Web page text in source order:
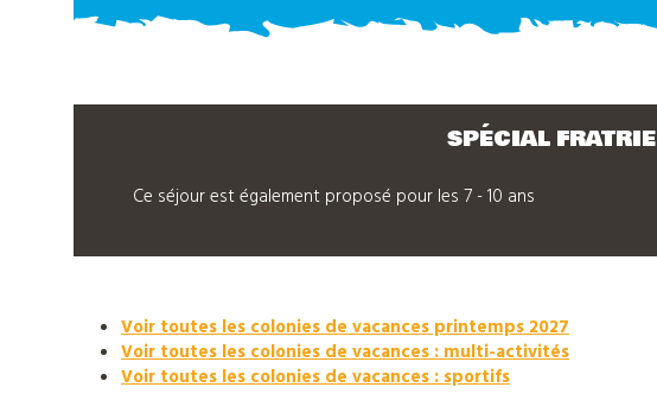
SPÉCIAL FRATRIE
Ce séjour est également proposé pour les 7 - 10 ans
Voir toutes les colonies de vacances printemps 2027
Voir toutes les colonies de vacances : multi-activités
Voir toutes les colonies de vacances : sportifs